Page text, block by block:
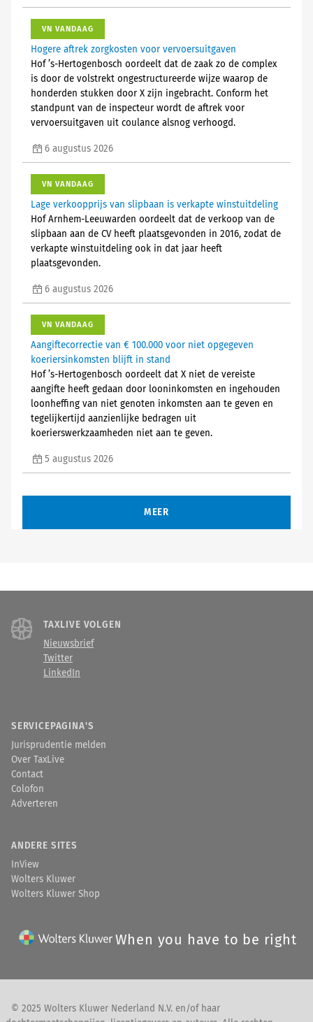
VN VANDAAG
Hogere aftrek zorgkosten voor vervoersuitgaven
Hof ’s-Hertogenbosch oordeelt dat de zaak zo de complex
is door de volstrekt ongestructureerde wijze waarop de
honderden stukken door X zijn ingebracht. Conform het
standpunt van de inspecteur wordt de aftrek voor
vervoersuitgaven uit coulance alsnog verhoogd.
6 augustus 2026
VN VANDAAG
Lage verkoopprijs van slipbaan is verkapte winstuitdeling
Hof Arnhem-Leeuwarden oordeelt dat de verkoop van de
slipbaan aan de CV heeft plaatsgevonden in 2016, zodat de
verkapte winstuitdeling ook in dat jaar heeft
plaatsgevonden.
6 augustus 2026
VN VANDAAG
Aangiftecorrectie van € 100.000 voor niet opgegeven
koeriersinkomsten blijft in stand
Hof ’s-Hertogenbosch oordeelt dat X niet de vereiste
aangifte heeft gedaan door looninkomsten en ingehouden
loonheffing van niet genoten inkomsten aan te geven en
tegelijkertijd aanzienlijke bedragen uit
koerierswerkzaamheden niet aan te geven.
5 augustus 2026
MEER
TAXLIVE VOLGEN
Nieuwsbrief
Twitter
LinkedIn
SERVICEPAGINA'S
Jurisprudentie melden
Over TaxLive
Contact
Colofon
Adverteren
ANDERE SITES
InView
Wolters Kluwer
Wolters Kluwer Shop
When you have to be right
© 2025 Wolters Kluwer Nederland N.V. en/of haar